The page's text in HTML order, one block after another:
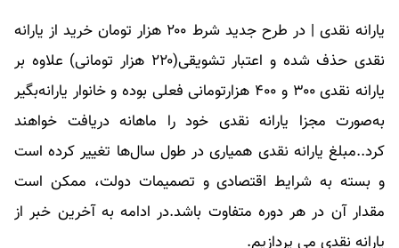
یارانه نقدی | در طرح جدید شرط ۲۰۰ هزار تومان خرید از
یارانه
نقدیحذف شده و اعتبار تشویقی(۲۲۰ هزار تومانی) علاوه بر
یارانه نقدی
۳۰۰ و ۴۰۰ هزارتومانی فعلی بوده و خانوار یارانه‌بگیر
به‌صورت مجزا یارانه نقدی خود را ماهانه دریافت خواهند
کرد..مبلغ یارانه نقدی همیاری در طول سال‌ها تغییر کرده است
و بسته به شرایط اقتصادی و تصمیمات دولت، ممکن است
مقدار آن در هر دوره متفاوت باشد.در ادامه به آخرین خبر از
یارانه نقدی می پردازیم.